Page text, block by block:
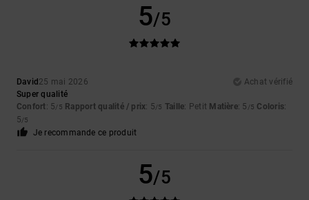
5/5
David 25 mai 2026
Achat vérifié
Super qualité
Confort: 5/5 Rapport qualité / prix: 5/5 Taille: Petit Matière: 5 /5 Coloris:
5/5
Je recommande ce produit
5/5